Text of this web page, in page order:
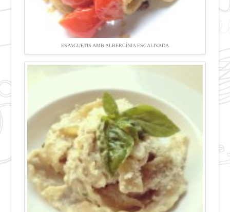
ESPAGUETIS AMB ALBERGÍNIA ESCALIVADA